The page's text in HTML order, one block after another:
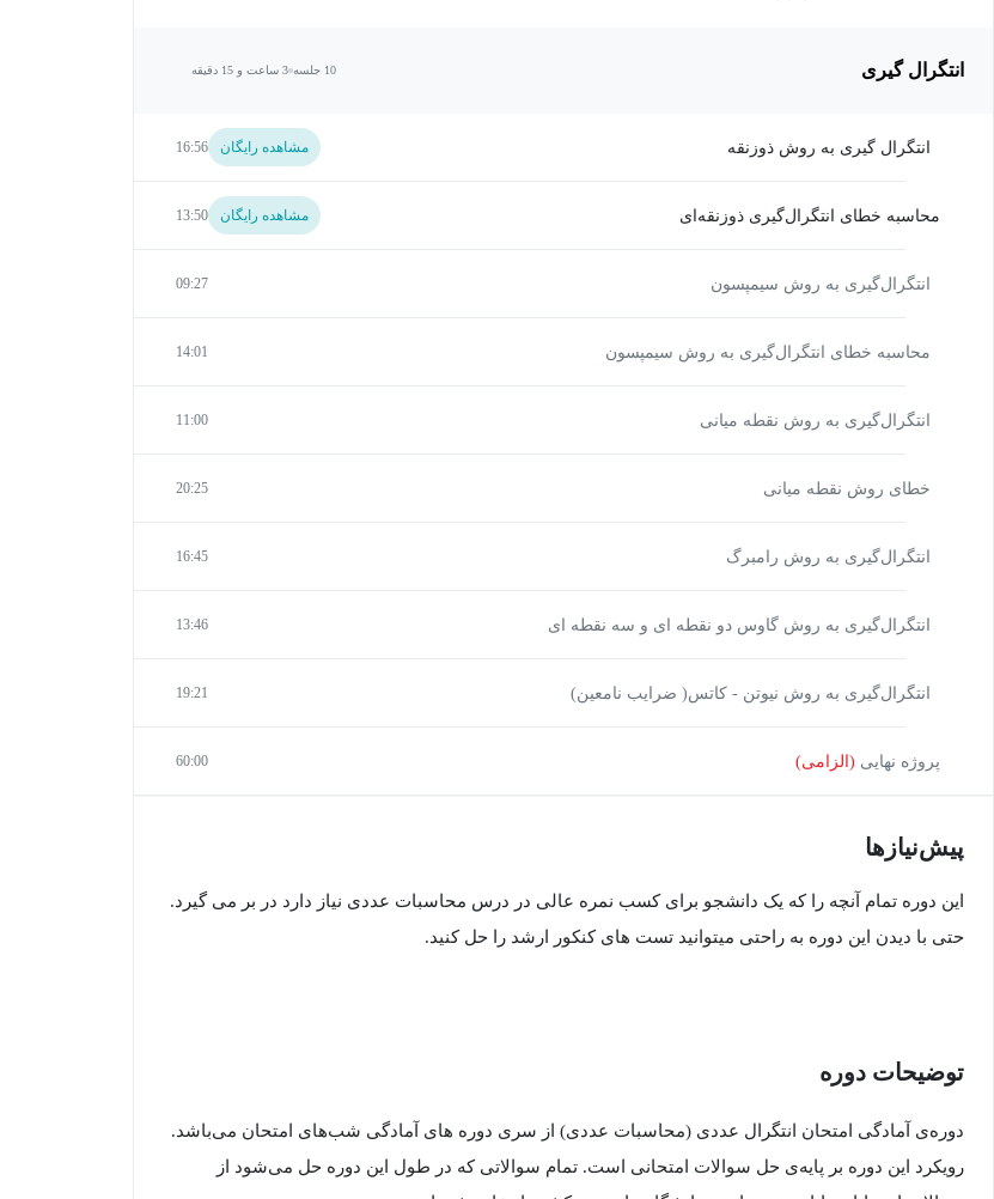
انتگرال گیری 10 جلسه 3 ساعت و 15 دقیقه
انتگرال گیری به روش ذوزنقه مشاهده رایگان 16:56
محاسبه خطای انتگرال‌گیری ذوزنقه‌ای مشاهده رایگان 13:50
انتگرال‌گیری به روش سیمپسون 09:27
محاسبه خطای انتگرال‌گیری به روش سیمپسون 14:01
انتگرال‌گیری به روش نقطه میانی 11:00
خطای روش نقطه میانی 20:25
انتگرال‌گیری به روش رامبرگ 16:45
انتگرال‌گیری به روش گاوس دو نقطه ای و سه نقطه ای 13:46
انتگرال‌گیری به روش نیوتن - کاتس( ضرایب نامعین) 19:21
پروژه نهایی (الزامی) 60:00
پیش‌نیاز‌ها
این دوره تمام آنچه را که یک دانشجو برای کسب نمره عالی در درس محاسبات عددی نیاز دارد در بر می گیرد.
حتی با دیدن این دوره به راحتی میتوانید تست های کنکور ارشد را حل کنید.
توضیحات دوره
دوره‌ی آمادگی امتحان انتگرال عددی (محاسبات عددی) از سری دوره های آمادگی شب‌های امتحان می‌باشد.
رویکرد این دوره بر پایه‌ی حل سوالات امتحانی است. تمام سوالاتی که در طول این دوره حل می‌شود از